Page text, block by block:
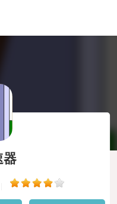
器